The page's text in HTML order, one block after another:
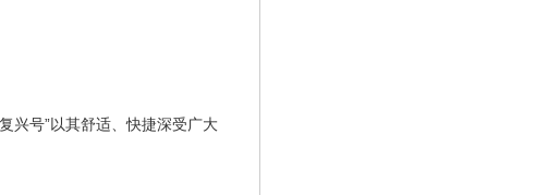
兴号”以其舒适、快捷深受广大